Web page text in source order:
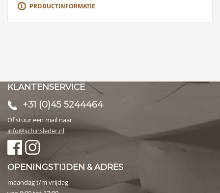
PRODUCTINFORMATIE
KLANTENSERVICE
+31 (0)45 5244464
Of stuur een mail naar
info@schinsleder.nl
OPENINGSTIJDEN & ADRES
maandag t/m vrijdag